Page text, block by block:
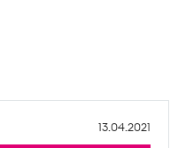
13.04.2021